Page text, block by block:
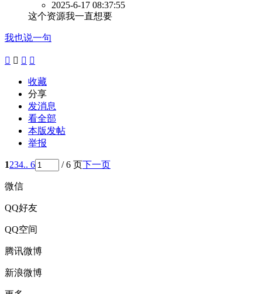
2025-6-17 08:37:55
这个资源我一直想要
我也说一句
   
收藏
分享
发消息
看全部
本版发帖
举报
1234.. 6 / 6 页下一页
微信
QQ好友
QQ空间
腾讯微博
新浪微博